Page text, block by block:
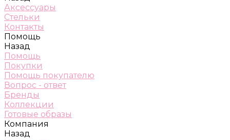
Аксессуары
Стельки
Контакты
Помощь
Назад
Помощь
Покупки
Помощь покупателю
Вопрос - ответ
Бренды
Коллекции
Готовые образы
Компания
Назад